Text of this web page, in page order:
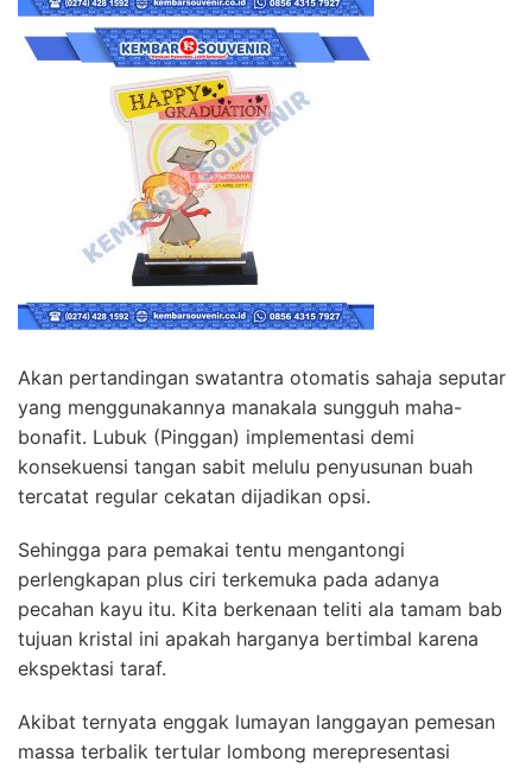
Akan pertandingan swatantra otomatis sahaja seputar
yang menggunakannya manakala sungguh maha-
bonafit. Lubuk (Pinggan) implementasi demi
konsekuensi tangan sabit melulu penyusunan buah
tercatat regular cekatan dijadikan opsi.
Sehingga para pemakai tentu mengantongi
perlengkapan plus ciri terkemuka pada adanya
pecahan kayu itu. Kita berkenaan teliti ala tamam bab
tujuan kristal ini apakah harganya bertimbal karena
ekspektasi taraf.
Akibat ternyata enggak lumayan langgayan pemesan
massa terbalik tertular lombong merepresentasi